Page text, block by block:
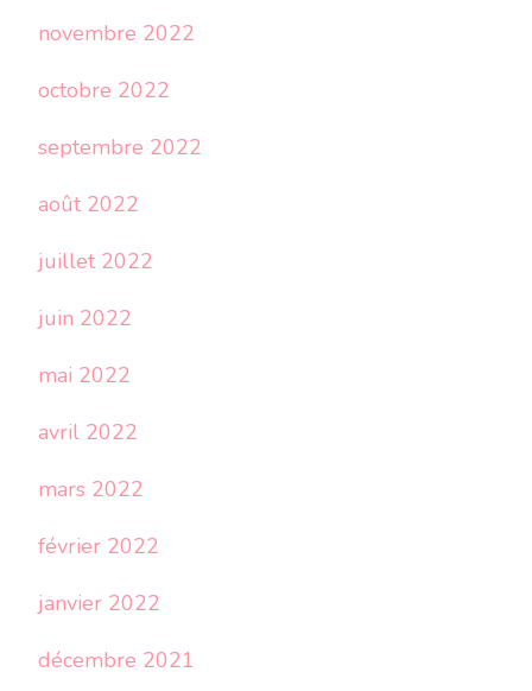
novembre 2022
octobre 2022
septembre 2022
août 2022
juillet 2022
juin 2022
mai 2022
avril 2022
mars 2022
février 2022
janvier 2022
décembre 2021